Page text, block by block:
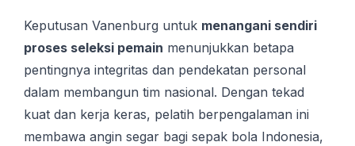
Keputusan Vanenburg untuk menangani sendiri
proses seleksi pemain menunjukkan betapa
pentingnya integritas dan pendekatan personal
dalam membangun tim nasional. Dengan tekad
kuat dan kerja keras, pelatih berpengalaman ini
membawa angin segar bagi sepak bola Indonesia,